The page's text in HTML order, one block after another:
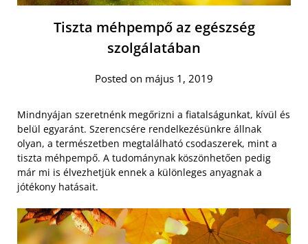
Tiszta méhpempő az egészség
szolgálatában
Posted on május 1, 2019
Mindnyájan szeretnénk megőrizni a fiatalságunkat, kívül és
belül egyaránt. Szerencsére rendelkezésünkre állnak
olyan, a természetben megtalálható csodaszerek, mint a
tiszta méhpempő. A tudománynak köszönhetően pedig
már mi is élvezhetjük ennek a különleges anyagnak a
jótékony hatásait.